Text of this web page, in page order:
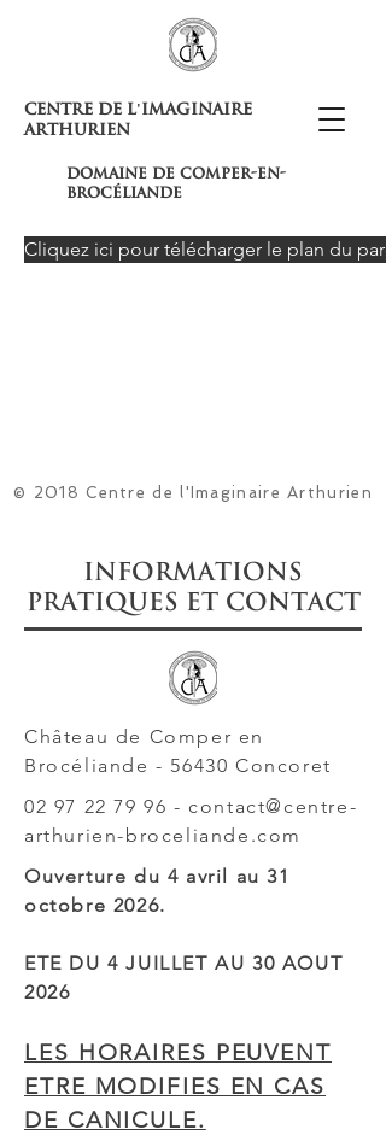
Centre de l'Imaginaire
Arthurien
domaine de comper-en-
brocéliande
Cliquez ici pour télécharger le plan du parc
© 2018 Centre de l'Imaginaire Arthurien
Informations
pratiques et CONTACT
Château de Comper en
Brocéliande - 56430 Concoret
02 97 22 79 96 - contact@centre-
arthurien-broceliande.com
Ouverture du 4 avril au 31
octobre 2026.
ETE DU 4 JUILLET AU 30 AOUT
2026
LES HORAIRES PEUVENT
ETRE MODIFIES EN CAS
DE CANICULE.